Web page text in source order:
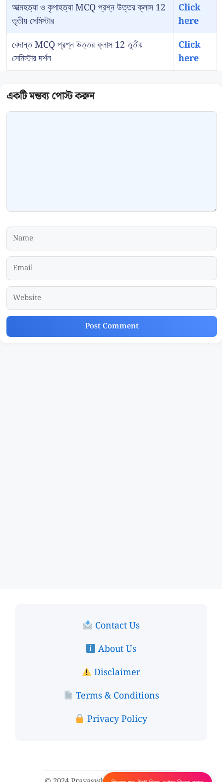
আত্মহত্যা ও কৃপাহত্যা MCQ প্রশ্ন উত্তর ক্লাস 12
তৃতীয় সেমিস্টার
Click
here
বেদান্ত MCQ প্রশ্ন উত্তর ক্লাস 12 তৃতীয়
সেমিস্টার দর্শন
Click
here
Comment
Name
Email
Website
Contact Us
About Us
Disclaimer
Terms & Conditions
Privacy Policy